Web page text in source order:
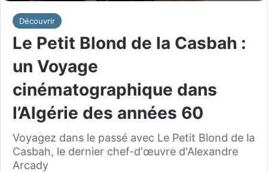
Découvrir
Le Petit Blond de la Casbah :
un Voyage
cinématographique dans
l’Algérie des années 60
Voyagez dans le passé avec Le Petit Blond de la
Casbah, le dernier chef-d'œuvre d'Alexandre
Arcady